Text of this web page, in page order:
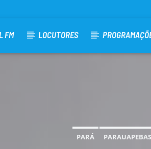
FM LOCUTORES
PARÁ PARAUAPEBAS